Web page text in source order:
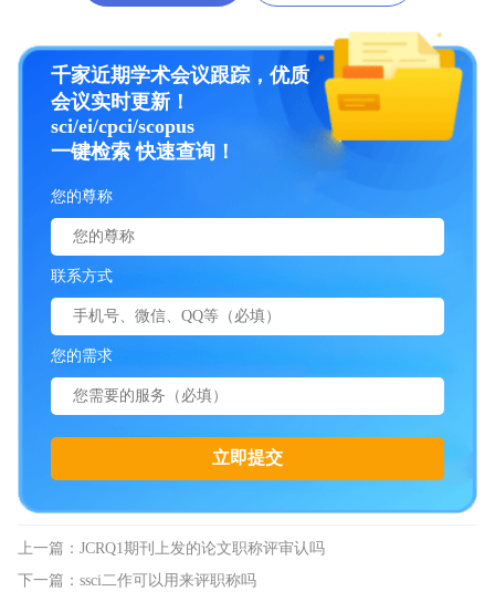
千家近期学术会议跟踪，优质
会议实时更新！
sci/ei/cpci/scopus
一键检索 快速查询！
您的尊称
联系方式
您的需求
上一篇： JCRQ1期刊上发的论文职称评审认吗
下一篇： ssci二作可以用来评职称吗